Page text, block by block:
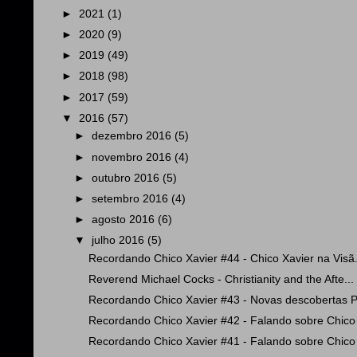
► 2021 (1)
► 2020 (9)
► 2019 (49)
► 2018 (98)
► 2017 (59)
▼ 2016 (57)
►dezembro 2016 (5)
► novembro 2016 (4)
►outubro 2016 (5)
►setembro 2016 (4)
►agosto 2016 (6)
▼ julho 2016 (5)
Recordando Chico Xavier #44 - Chico Xavier na
Reverend Michael Cocks - Christianity and the Afte...
Recordando Chico Xavier #43 - Novas descobertas
Recordando Chico Xavier #42 - Falando sobre Chico
Recordando Chico Xavier #41 - Falando sobre Chico